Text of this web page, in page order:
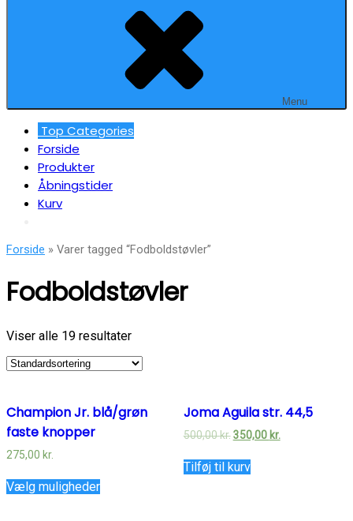
Menu
Top Categories
Forside
Produkter
Åbningstider
Kurv
Forside » Varer tagged “Fodboldstøvler”
Fodboldstøvler
Viser alle 19 resultater
Champion Jr. blå/grøn
faste knopper
275,00 kr.
Vælg muligheder
Joma Aguila str. 44,5
500,00kr. 350,00 kr.
Tilføj til kurv